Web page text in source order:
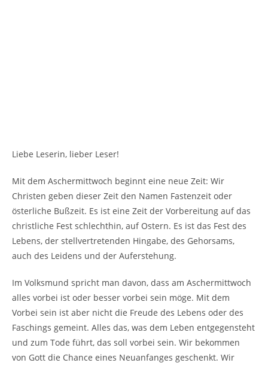
Liebe Leserin, lieber Leser!
Mit dem Aschermittwoch beginnt eine neue Zeit: Wir
Christen geben dieser Zeit den Namen Fastenzeit oder
österliche Bußzeit. Es ist eine Zeit der Vorbereitung auf das
christliche Fest schlechthin, auf Ostern. Es ist das Fest des
Lebens, der stellvertretenden Hingabe, des Gehorsams,
auch des Leidens und der Auferstehung.
Im Volksmund spricht man davon, dass am Aschermittwoch
alles vorbei ist oder besser vorbei sein möge. Mit dem
Vorbei sein ist aber nicht die Freude des Lebens oder des
Faschings gemeint. Alles das, was dem Leben entgegensteht
und zum Tode führt, das soll vorbei sein. Wir bekommen
von Gott die Chance eines Neuanfanges geschenkt. Wir